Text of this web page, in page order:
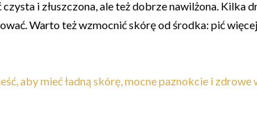
i złuszczona, ale też dobrze nawilżona. Kilka
Warto też wzmocnić skórę od środka: pić
aby mieć ładną skórę, mocne paznokcie i zdrowe